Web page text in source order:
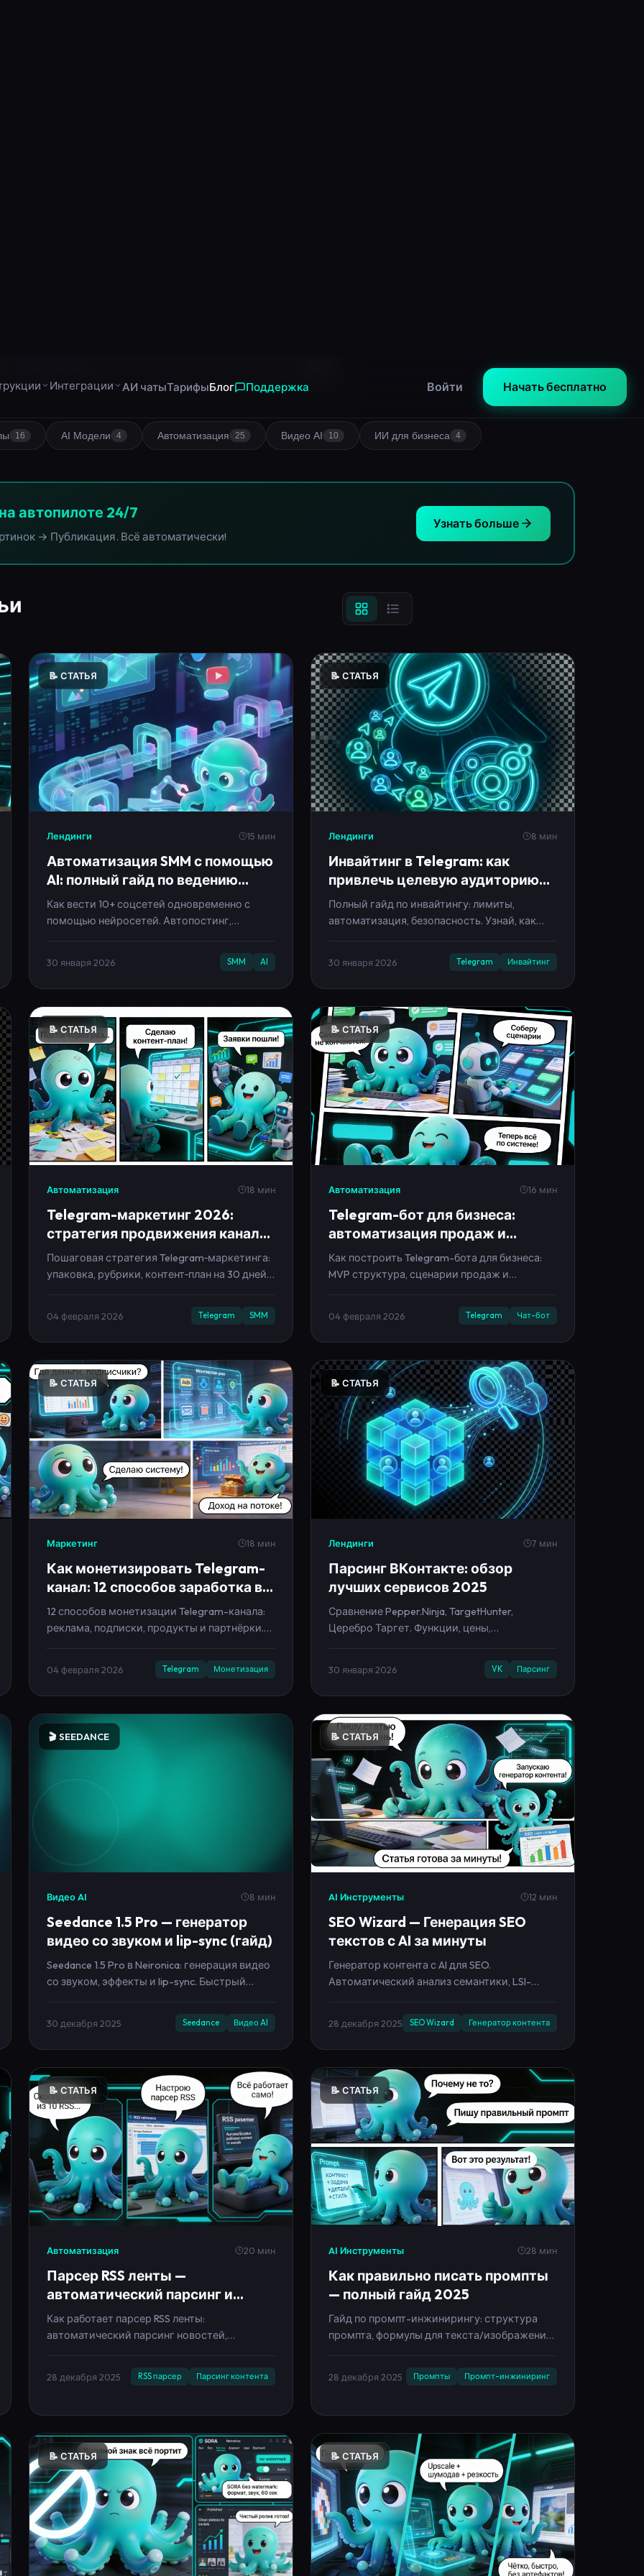
Узнать больше
Лендинги 15 мин
AI: полный гайд по ведению
соцсетей на автомате
Как вести 10+ соцсетей одновременно с
помощью нейросетей. Автопостинг,
генерация контента, аналитика. Экономия
40 часов в месяц.
30 января 2026 SMM
Лендинги 8 мин
привлечь целевую аудиторию
без бана в 2025
Полный гайд по инвайтингу: лимиты,
автоматизация, безопасность. Узнай, как
приглашать до 200 человек в день без
блокировки аккаунта.
30 января 2026 Telegram Инвайтинг
📝 СТАТЬЯ
Автоматизация 18 мин
стратегия продвижения канала
от нуля до заявок
Пошаговая стратегия Telegram‑маркетинга:
упаковка, рубрики, контент‑план на 30 дней,
рост подписчиков, метрики и
автоматизация без выгорания.
04 февраля 2026 Telegram SMM
📝 СТАТЬЯ
Автоматизация 16 мин
автоматизация продаж и
поддержки в 2026
Как построить Telegram-бота для бизнеса:
MVP структура, сценарии продаж и
поддержки, тексты, метрики и план запуска
за 7 дней.
04 февраля 2026 Telegram
📝 СТАТЬЯ
Маркетинг 18 мин
канал: 12 способов заработка в
2026
12 способов монетизации Telegram-канала:
реклама, подписки, продукты и партнёрки.
Плюс медиакит, прайс и план на 14 дней,
чтобы доход пошёл системно.
04 февраля 2026 Telegram Монетизация
📝 СТАТЬЯ
7 мин
лучших сервисов 2025
Сравнение Pepper.Ninja, TargetHunter,
Церебро Таргет. Функции, цены,
возможности для таргетированной
рекламы.
30 января 2026 VK
🎬 SEEDANCE
видео со звуком и lip-sync (гайд)
Seedance 1.5 Pro в Neironica: генерация видео
со звуком, эффекты и lip-sync. Быстрый
старт из лендинга и запуск в кабинете.
30 декабря 2025 Seedance Видео AI
📝 СТАТЬЯ
AI Инструменты 12 мин
текстов с AI за минуты
Генератор контента с AI для SEO.
Автоматический анализ семантики, LSI-
слова, анализ вордстат с ИИ, нейросеть для
ключевых слов. GPT-4.1, Claude 3.5, Gemini Pro.
28 декабря 2025 SEO Wizard Генератор контента
📝 СТАТЬЯ
Автоматизация 20 мин
автоматический парсинг и
кросспостинг контента 2025
Как работает парсер RSS ленты:
автоматический парсинг новостей,
автоперевод, рерайт и кросспостинг в
соцсети. Гайд по настройке контент-завода
28 декабря 2025 RSS парсер Парсинг контента
📝 СТАТЬЯ
AI Инструменты 28 мин
— полный гайд 2025
Гайд по промпт-инжинирингу: структура
промпта, формулы для текста/изображений/
видео, примеры хороших и плохих
промптов, лайфхаки и чек-лист.
28 декабря 2025 Промпты Промпт-инжиниринг
📝 СТАТЬЯ 📝 СТАТЬЯ